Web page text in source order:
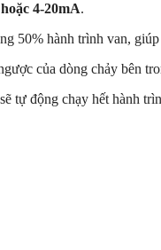
4-20mA.
50% hành trình van,
của dòng chảy bên
tự động chạy hết hành